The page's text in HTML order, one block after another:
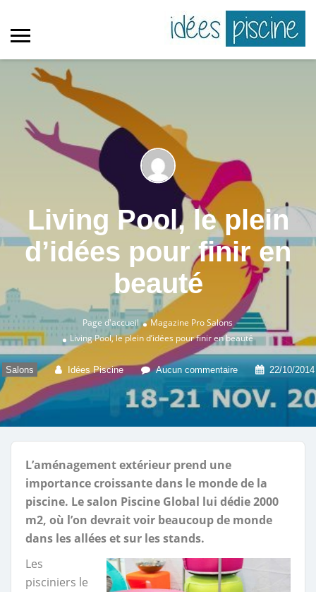
Living Pool, le plein
d’idées pour finir en
beauté
Page d'accueil Magazine Pro Salons
Living Pool, le plein d’idées pour finir en beauté
Salons Idées Piscine Aucun commentaire 22/10/2014
L’aménagement extérieur prend une
importance croissante dans le monde de la
piscine. Le salon Piscine Global lui dédie 2000
m2, où l’on devrait voir beaucoup de monde
dans les allées et sur les stands.
Les
pisciniers le